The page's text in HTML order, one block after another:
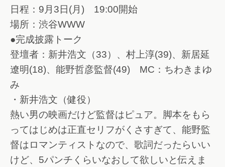
日程：9月3日(月) 19:00開始
場所：渋谷WWW
●完成披露トーク
登壇者：新井浩文（33）、村上淳(39)、新居延
遼明(18)、能野哲彦監督(49) MC：ちわきまゆ
み
・新井浩文（健役）
熱い男の映画だけど監督はピュア。脚本をもら
ってはじめは正直セリフがくさすぎて、能野監
督はロマンティストなので、歌詞だったらいい
けど、5パンチくらいなおして欲しいと伝えま